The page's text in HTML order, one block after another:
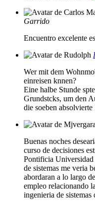
Garrido
Encuentro excelente
Wer mit dem
einreisen knnen?
Eine halbe Stunde
Grundstcks, um den
die soeben absolvierte
Buenas noches
curso de decisiones
Pontificia
de sistemas me veria
abordaran a lo largo
empleo relacionando
ingenieria de sistemas